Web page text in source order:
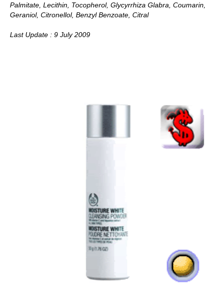
Palmitate, Lecithin, Tocopherol, Glycyrrhiza Glabra, Coumarin,
Geraniol, Citronellol, Benzyl Benzoate, Citral
Last Update : 9 July 2009